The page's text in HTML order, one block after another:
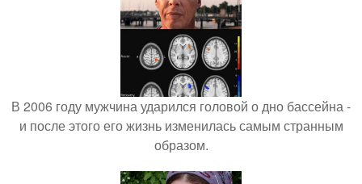
В 2006 году мужчина ударился головой о дно бассейна -
и после этого его жизнь изменилась самым странным
образом.